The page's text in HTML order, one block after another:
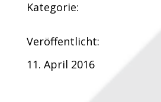
Kategorie:
Veröffentlicht:
11. April 2016